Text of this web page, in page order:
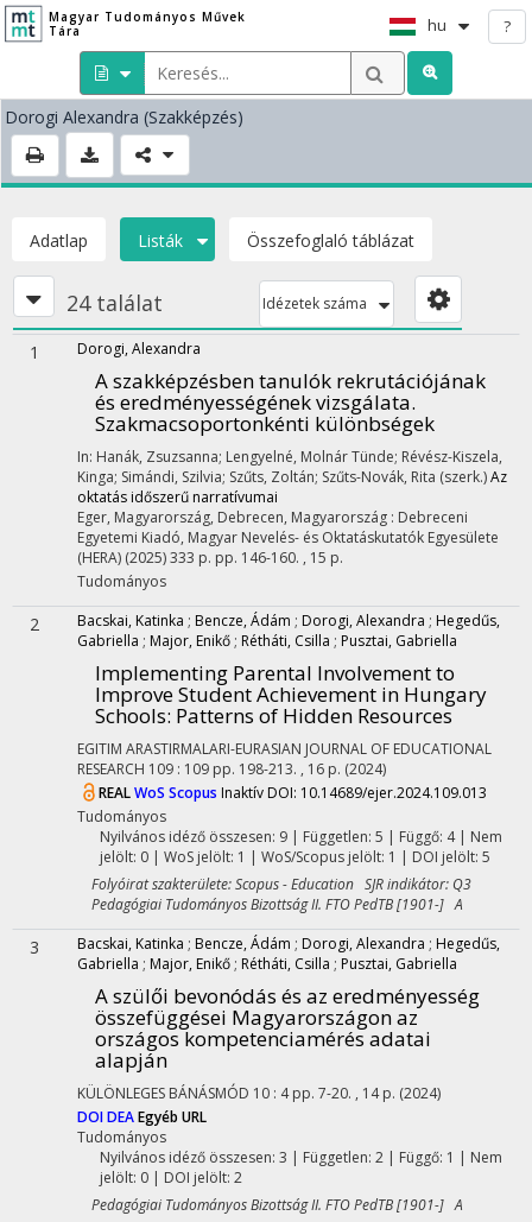
Magyar Tudományos Művek
Tára
hu ?
Dorogi Alexandra (Szakképzés)
Adatlap Listák Összefoglaló táblázat
24 találat Idézetek száma
1 Dorogi, Alexandra
A szakképzésben tanulók rekrutációjának
és eredményességének vizsgálata.
Szakmacsoportonkénti különbségek
In: Hanák, Zsuzsanna; Lengyelné, Molnár Tünde; Révész-Kiszela,
Kinga; Simándi, Szilvia; Szűts, Zoltán; Szűts-Novák, Rita (szerk.)Az
oktatás időszerű narratívumai
Eger, Magyarország, Debrecen, Magyarország : Debreceni
Egyetemi Kiadó, Magyar Nevelés- és Oktatáskutatók Egyesülete
(HERA) (2025)333 p. pp. 146-160. , 15 p.
Tudományos
2 Bacskai, Katinka ; Bencze, Ádám ; Dorogi, Alexandra ; Hegedűs,
Gabriella ; Major, Enikő ; Rétháti, Csilla ; Pusztai, Gabriella
Implementing Parental Involvement to
Improve Student Achievement in Hungary
Schools: Patterns of Hidden Resources
EGITIM ARASTIRMALARI-EURASIAN JOURNAL OF EDUCATIONAL
RESEARCH 109 : 109 pp. 198-213. , 16 p. (2024)
REALWoS Scopus Inaktív DOI: 10.14689/ejer.2024.109.013
Tudományos
Nyilvános idéző összesen: 9| Független: 5 | Függő: 4 | Nem
jelölt: 0 | WoS jelölt: 1 | WoS/Scopus jelölt: 1 | DOI jelölt: 5
Folyóirat szakterülete: Scopus - Education SJR indikátor: Q3
Pedagógiai Tudományos Bizottság II. FTO PedTB [1901-] A
3 Bacskai, Katinka ; Bencze, Ádám ; Dorogi, Alexandra ; Hegedűs,
Gabriella ; Major, Enikő ; Rétháti, Csilla ; Pusztai, Gabriella
A szülői bevonódás és az eredményesség
összefüggései Magyarországon az
országos kompetenciamérés adatai
alapján
KÜLÖNLEGES BÁNÁSMÓD 10 : 4 pp. 7-20. , 14 p. (2024)
DOIDEAEgyéb URL
Tudományos
Nyilvános idéző összesen: 3 | Független: 2 | Függő: 1 | Nem
jelölt: 0 | DOI jelölt: 2
Pedagógiai Tudományos Bizottság II. FTO PedTB [1901-] A